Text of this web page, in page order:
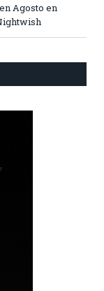
Agosto en